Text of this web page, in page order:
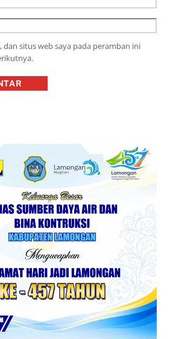
dan situs web saya pada peramban ini